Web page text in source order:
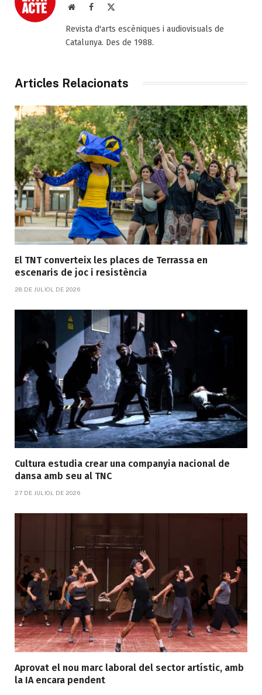
Web Facebook
Revista d'arts escèniques i audiovisuals de
Catalunya. Des de 1988.
Articles Relacionats
El TNT converteix les places de Terrassa en
escenaris de joc i resistència
28 DE JULIOL DE 2026
Cultura estudia crear una companyia nacional de
dansa amb seu al TNC
27 DE JULIOL DE 2026
Aprovat el nou marc laboral del sector artístic, amb
la IA encara pendent